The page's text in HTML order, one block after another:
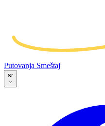
Putovanja Smeštaj
sr